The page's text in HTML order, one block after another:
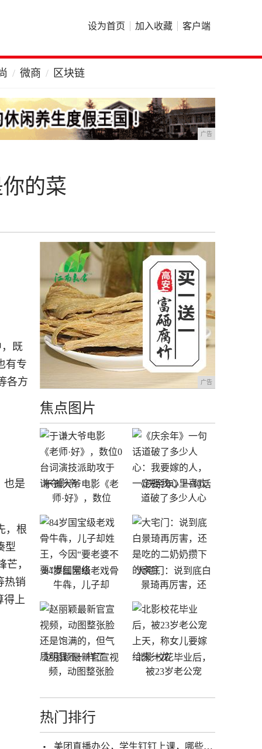
设为首页 加入收藏 客户端
微商 区块链
广告
的菜
既
有专
各方
也是
，根
型
，
热销
得上
广告
焦点图片
于谦大爷电影《老
师·好》，数位
《庆余年》一句话
道破了多少人心
84岁国宝级老戏骨
牛犇，儿子却
大宅门：说到底白
景琦再厉害，还
赵丽颖最新官宣视
频，动图整张脸
北影校花毕业后，
被23岁老公宠
热门排行
美团直播办公，学生钉钉上课，哪些行业即将迅速发展？